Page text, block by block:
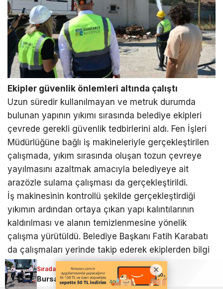
Sıradaki Haber
Karacabey’de metruk yapılar tek tek yıkılıyor
Ekipler güvenlik önlemleri altında çalıştı
Uzun süredir kullanılmayan ve metruk durumda
bulunan yapının yıkımı sırasında belediye ekipleri
çevrede gerekli güvenlik tedbirlerini aldı. Fen İşleri
Müdürlüğüne bağlı iş makineleriyle gerçekleştirilen
çalışmada, yıkım sırasında oluşan tozun çevreye
yayılmasını azaltmak amacıyla belediyeye ait
arazözle sulama çalışması da gerçekleştirildi.
İş makinesinin kontrollü şekilde gerçekleştirdiği
yıkımın ardından ortaya çıkan yapı kalıntılarının
kaldırılması ve alanın temizlenmesine yönelik
çalışma yürütüldü. Belediye Başkanı Fatih Karabatı
da çalışmaları yerinde takip ederek ekiplerden bilgi
aldı. Programa Dağkadı Mahalle Muhtarı Fahri San
da katıldı.
Sıradaki Haber
Bursa’da yüreklerin ağza geldiği an; Yolcu otobüsü kadına çarptı